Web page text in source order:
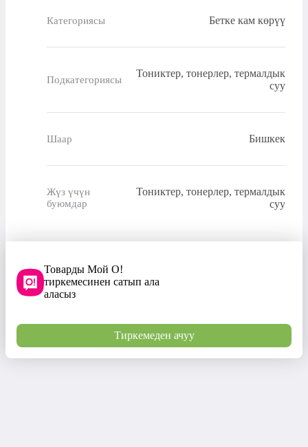
Категориясы Бетке кам көрүү
Подкатегориясы
Тониктер, тонерлер, термалдык
суу
Шаар Бишкек
Жүз үчүн
буюмдар
Тониктер, тонерлер, термалдык
суу
Товарды Мой О!
тиркемесинен сатып ала
аласыз
Тиркемеден ачуу